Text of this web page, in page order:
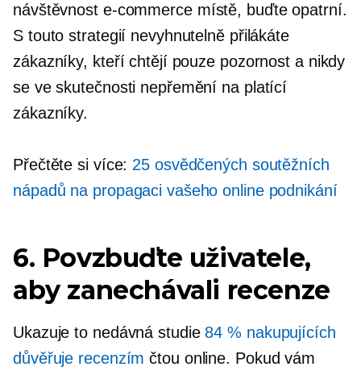
návštěvnost e-commercemístě, buďte opatrní.
S touto strategií nevyhnutelně přilákáte
zákazníky, kteří chtějí pouze pozornost a nikdy
se ve skutečnosti nepřemění na platící
zákazníky.
Přečtěte si více: 25 osvědčených soutěžních
nápadů na propagaci vašeho online podnikání
6. Povzbuďte uživatele,
aby zanechávali recenze
Ukazuje to nedávná studie 84 % nakupujících
důvěřuje recenzím čtou online. Pokud vám